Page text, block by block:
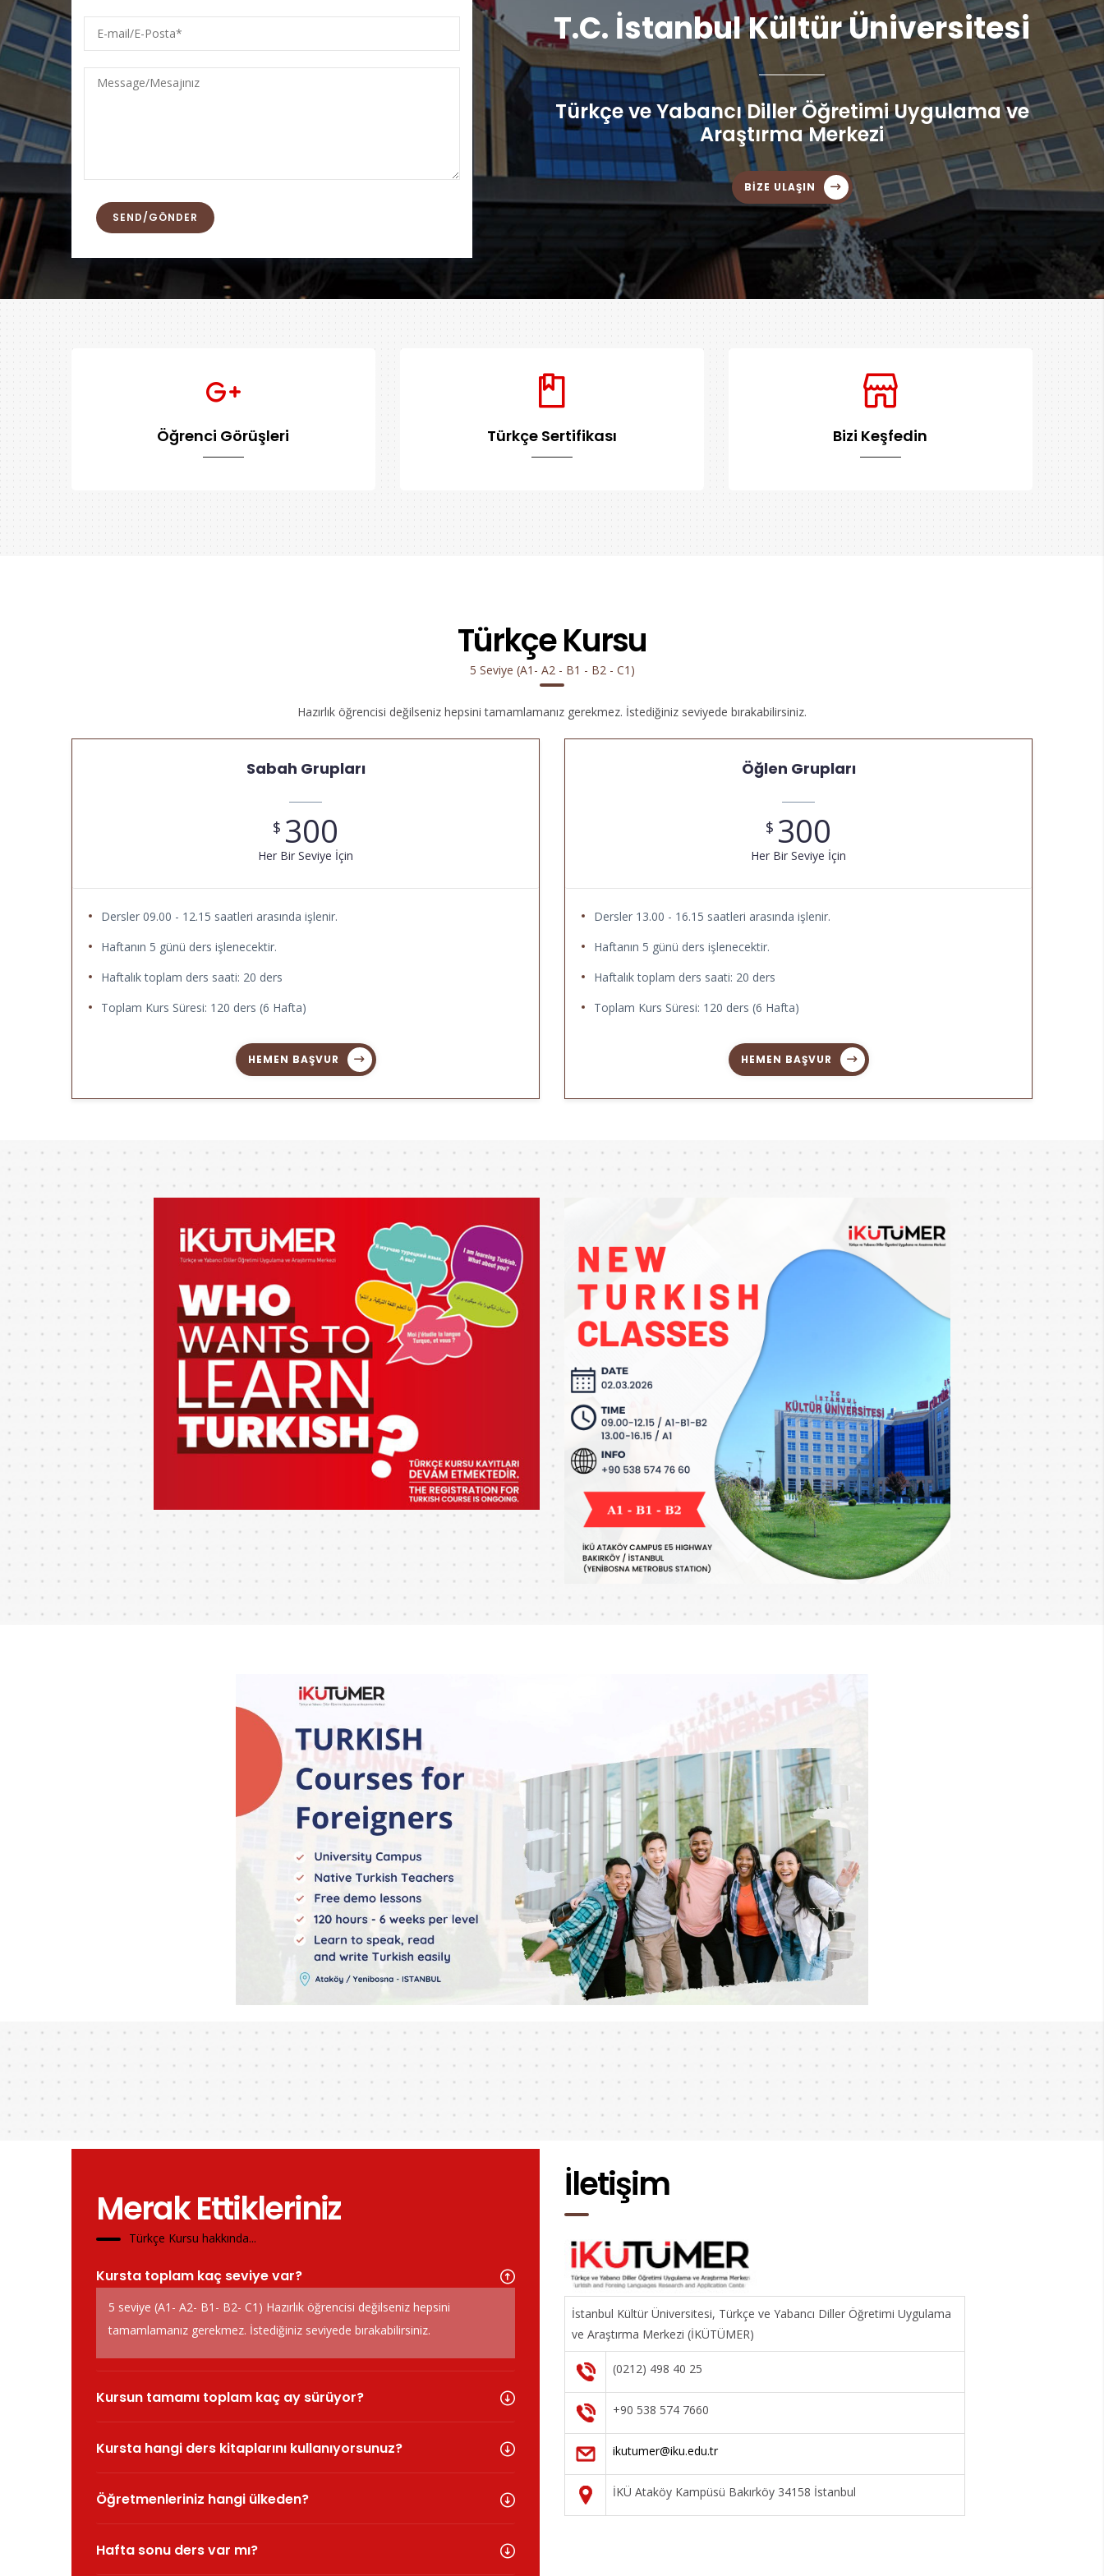
mail/E-
Posta
Message/Mesajınız
T.C. İstanbul Kültür Üniversitesi
Türkçe ve Yabancı Diller Öğretimi Uygulama ve
Araştırma Merkezi
BİZE ULAŞIN
Öğrenci Görüşleri Türkçe Sertifikası Bizi Keşfedin
Türkçe Kursu
5 Seviye (A1- A2 - B1 - B2 - C1)
Hazırlık öğrencisi değilseniz hepsini tamamlamanız gerekmez. İstediğiniz seviyede bırakabilirsiniz.
Sabah Grupları
$ 300
Her Bir Seviye İçin
Dersler 09.00 - 12.15 saatleri arasında işlenir.
Haftanın 5 günü ders işlenecektir.
Haftalık toplam ders saati: 20 ders
Toplam Kurs Süresi: 120 ders (6 Hafta)
HEMEN BAŞVUR
Öğlen Grupları
$ 300
Her Bir Seviye İçin
Dersler 13.00 - 16.15 saatleri arasında işlenir.
Haftanın 5 günü ders işlenecektir.
Haftalık toplam ders saati: 20 ders
Toplam Kurs Süresi: 120 ders (6 Hafta)
HEMEN BAŞVUR
Merak Ettikleriniz
Türkçe Kursu hakkında...
Kursta toplam kaç seviye var?
5 seviye (A1- A2- B1- B2- C1) Hazırlık öğrencisi değilseniz hepsini
tamamlamanız gerekmez. İstediğiniz seviyede bırakabilirsiniz.
Kursun tamamı toplam kaç ay sürüyor?
Kursta hangi ders kitaplarını kullanıyorsunuz?
Öğretmenleriniz hangi ülkeden?
Hafta sonu ders var mı?
İletişim
İstanbul Kültür Üniversitesi, Türkçe ve Yabancı Diller Öğretimi Uygulama
ve Araştırma Merkezi (İKÜTÜMER)
(0212) 498 40 25
+90 538 574 7660
ikutumer@iku.edu.tr
İKÜ Ataköy Kampüsü Bakırköy 34158 İstanbul